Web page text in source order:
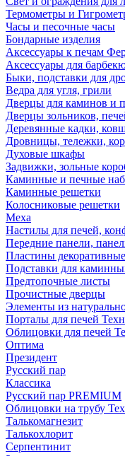
Термометры и
Часы и песочные часы
Бондарные изделия
Аксессуары к печам
Аксессуары для
Быки, подставки для
Ведра для угля, грили
Дверцы для каминов и
Дверцы зольников,
Деревянные кадки,
Дровницы, тележки,
Духовые шкафы
Задвижки, зольные
Каминные и печные
Каминные решетки
Колосниковые решетки
Меха
Настилы для печей,
Передние панели,
Пластины декоративные
Подставки для
Предтопочные листы
Прочистные дверцы
Элементы из
Порталы для печей
Облицовки для печей
Оптима
Президент
Русский пар
Классика
Русский пар PREMIUM
Облицовки на трубу
Талькомагнезит
Талькохлорит
Серпентинит